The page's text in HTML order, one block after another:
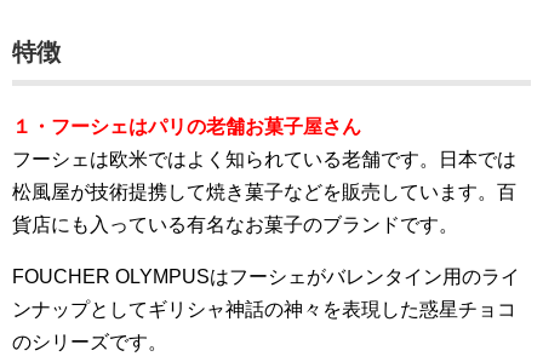
特徴
１・フーシェはパリの老舗お菓子屋さん
フーシェは欧米ではよく知られている老舗です。日本では
松風屋が技術提携して焼き菓子などを販売しています。百
貨店にも入っている有名なお菓子のブランドです。
FOUCHER OLYMPUSはフーシェがバレンタイン用のライ
ンナップとしてギリシャ神話の神々を表現した惑星チョコ
のシリーズです。